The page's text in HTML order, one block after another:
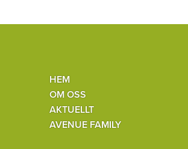
HEM
OM OSS
AKTUELLT
AVENUE FAMILY